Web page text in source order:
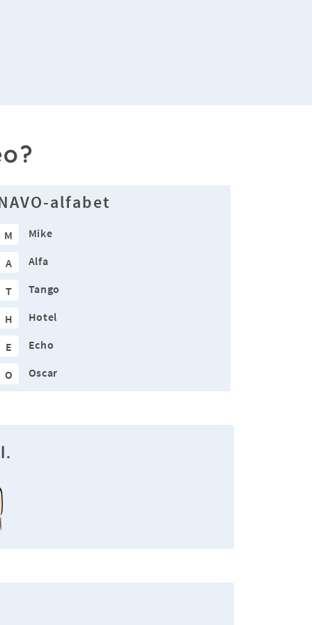
alfabet
M Mike
A Alfa
T Tango
H Hotel
E Echo
O Oscar